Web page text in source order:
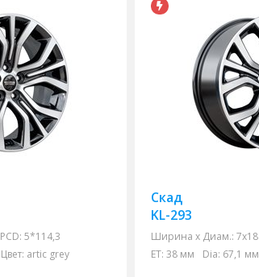
PCD: 5*114,3
Цвет: artic grey
Скад
KL-293
Ширина х Диам.: 7x18
ET: 38 мм Dia: 67,1 мм